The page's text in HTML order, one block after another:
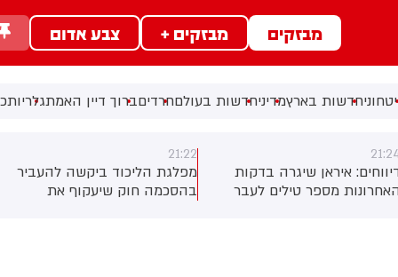
מבזקים מבזקים + צבע אדום
חדשות בארץמדיניחדשות בעולםחרדיםברוך דיין האמתגלריות
הליכוד ביקשה להעביר
בהסכמה חוק שיעקוף את
21:20
ברקע המו"מ עם איראן: ארה"ב
פינתה מערכות הגנה אווירית